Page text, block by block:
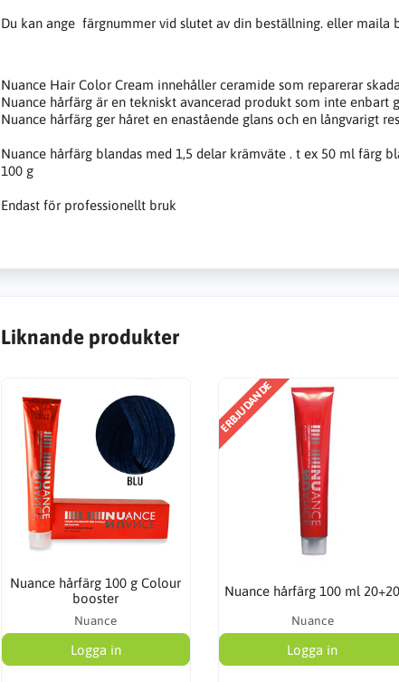
Du kan ange färgnummer vid slutet av din beställning. eller maila
Nuance Hair Color Cream innehåller ceramide som reparerar
Nuance hårfärg är en tekniskt avancerad produkt som inte
Nuance hårfärg ger håret en enastående glans och en långvarigt
Nuance hårfärg blandas med 1,5 delar krämväte . t ex 50 ml färg
100 g
Endast för professionellt bruk
Liknande produkter
Nuance hårfärg 100 g Colour
booster
Nuance
Logga in
ERBJUDANDE
Nuance hårfärg 100 ml 20+20
Nuance
Logga in